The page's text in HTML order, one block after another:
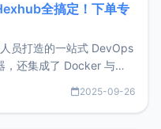
全搞定！下单专
员打造的一站式 DevOps
，还集成了 Docker 与常
时搞定运维与数据库操
2025-09-26